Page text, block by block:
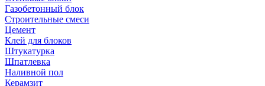
Газобетонный блок
Строительные смеси
Цемент
Клей для блоков
Штукатурка
Шпатлевка
Наливной пол
Керамзит